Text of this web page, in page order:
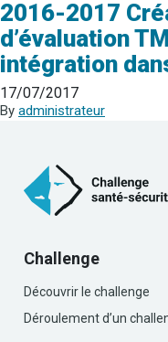
2016-2017
d’évaluation
intégration
17/07/2017
By administrateur
Challenge
Découvrir le challenge
Déroulement d’un